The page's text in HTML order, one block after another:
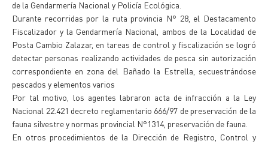
de la Gendarmería Nacional y Policía Ecológica.
Durante recorridas por la ruta provincia N° 28, el Destacamento
Fiscalizador y la Gendarmería Nacional, ambos de la Localidad de
Posta Cambio Zalazar, en tareas de control y fiscalización se logró
detectar personas realizando actividades de pesca sin autorización
correspondiente en zona del Bañado la Estrella, secuestrándose
pescados y elementos varios
Por tal motivo, los agentes labraron acta de infracción a la Ley
Nacional 22.421 decreto reglamentario 666/97 de preservación de la
fauna silvestre y normas provincial N°1314, preservación de fauna.
En otros procedimientos de la Dirección de Registro, Control y